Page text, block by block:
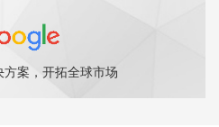
案，开拓全球市场